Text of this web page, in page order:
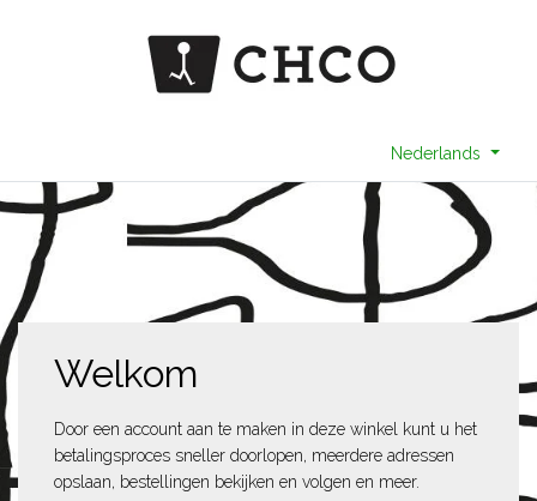
Nederlands
Welkom
Door een account aan te maken in deze winkel kunt u het
betalingsproces sneller doorlopen, meerdere adressen
opslaan, bestellingen bekijken en volgen en meer.